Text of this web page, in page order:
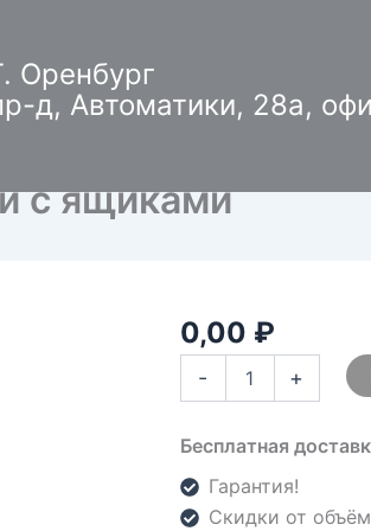
Оренбург
д, Автоматики, 28а,
с ящиками
0,00 ₽
-
Количество
товара
Лестница
к
кровати
ящиками
+
Бесплатная
Гарантия!
Скидки от